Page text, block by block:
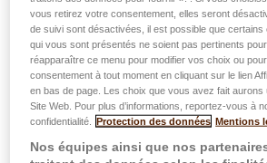
Les visuels de la campagne illustrent
profils et de styles de conduite,
capacité à offrir une protection
conducteur. Le slogan"Votre style,
protection."incarne cette approche
vous retirez votre consentement, elles seront
de suivi sont désactivées, il est possible que certains
qui vous sont présentés ne soient pas pertinents
réapparaître ce menu pour modifier vos choix ou
consentement à tout moment en cliquant sur le lien
en bas de page. Les choix que vous avez fait aurons
Site Web. Pour plus d’informations, reportez-vous à
confidentialité.
Protection des données Mentions
Nos équipes ainsi que nos